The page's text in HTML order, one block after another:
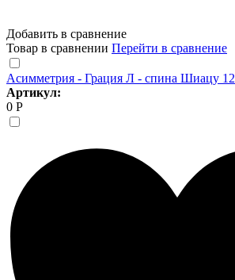
Добавить в сравнение
Товар в сравнении Перейти в сравнение
Асимметрия - Грация Л - спина Шиацу 12
Артикул:
0 Р